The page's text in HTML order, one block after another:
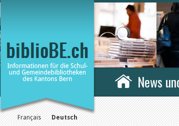
Français Deutsch
News